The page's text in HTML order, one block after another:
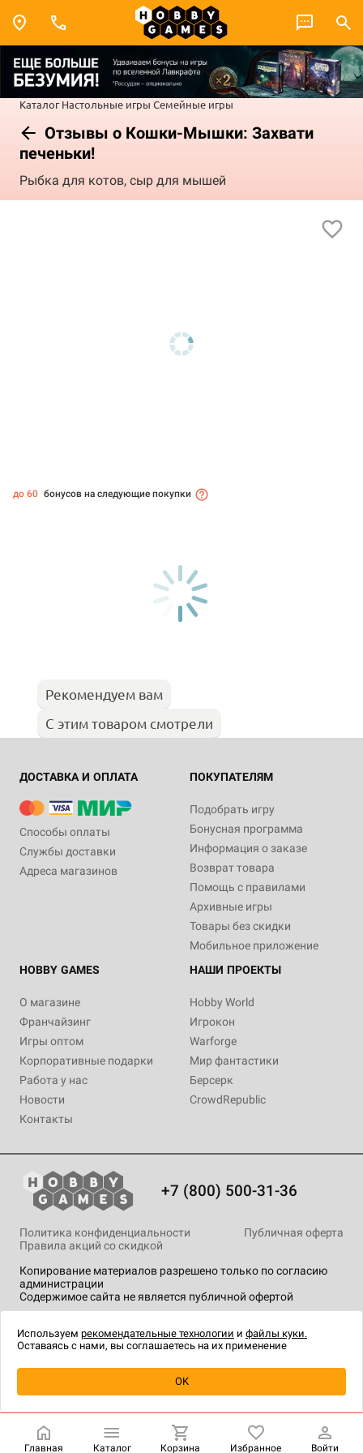
Каталог Настольные игры Семейные игры
Отзывы о Кошки-Мышки: Захвати
печеньки!
Рыбка для котов, сыр для мышей
Уведомить о наличии
до 60 бонусов на следующие покупки
Рекомендуем вам
С этим товаром смотрели
ДОСТАВКА И ОПЛАТА
Способы оплаты
Службы доставки
Адреса магазинов
ПОКУПАТЕЛЯМ
Подобрать игру
Бонусная программа
Информация о заказе
Возврат товара
Помощь с правилами
Архивные игры
Товары без скидки
Мобильное приложение
HOBBY GAMES
О магазине
Франчайзинг
Игры оптом
Корпоративные подарки
Работа у нас
Новости
Контакты
НАШИ ПРОЕКТЫ
Hobby World
Игрокон
Warforge
Мир фантастики
Берсерк
CrowdRepublic
+7 (800) 500-31-36
Копирование материалов разрешено только по согласию
администрации
Содержимое сайта не является публичной офертой
Политика конфиденциальности
Публичная оферта
Правила акций со скидкой
технологии.
Главная Каталог Корзина Избранное Войти
Используем рекомендательные технологии и файлы куки.
Оставаясь с нами, вы соглашаетесь на их применение
OK